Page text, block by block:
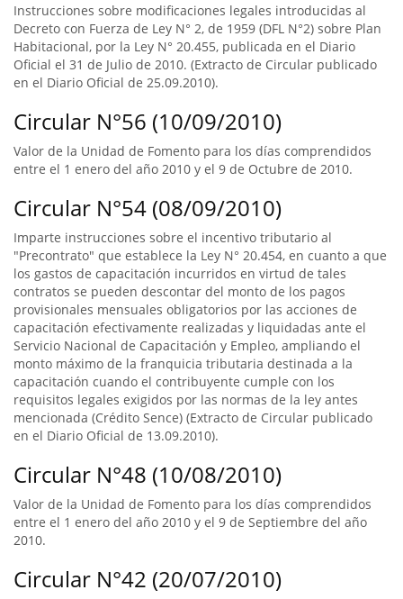
Instrucciones sobre modificaciones legales introducidas al
Decreto con Fuerza de Ley N° 2, de 1959 (DFL N°2) sobre Plan
Habitacional, por la Ley N° 20.455, publicada en el Diario
Oficial el 31 de Julio de 2010. (Extracto de Circular publicado
en el Diario Oficial de 25.09.2010).
Circular N°56 (10/09/2010)
Valor de la Unidad de Fomento para los días comprendidos
entre el 1 enero del año 2010 y el 9 de Octubre de 2010.
Circular N°54 (08/09/2010)
Imparte instrucciones sobre el incentivo tributario al
"Precontrato" que establece la Ley N° 20.454, en cuanto a que
los gastos de capacitación incurridos en virtud de tales
contratos se pueden descontar del monto de los pagos
provisionales mensuales obligatorios por las acciones de
capacitación efectivamente realizadas y liquidadas ante el
Servicio Nacional de Capacitación y Empleo, ampliando el
monto máximo de la franquicia tributaria destinada a la
capacitación cuando el contribuyente cumple con los
requisitos legales exigidos por las normas de la ley antes
mencionada (Crédito Sence) (Extracto de Circular publicado
en el Diario Oficial de 13.09.2010).
Circular N°48 (10/08/2010)
Valor de la Unidad de Fomento para los días comprendidos
entre el 1 enero del año 2010 y el 9 de Septiembre del año
2010.
Circular N°42 (20/07/2010)